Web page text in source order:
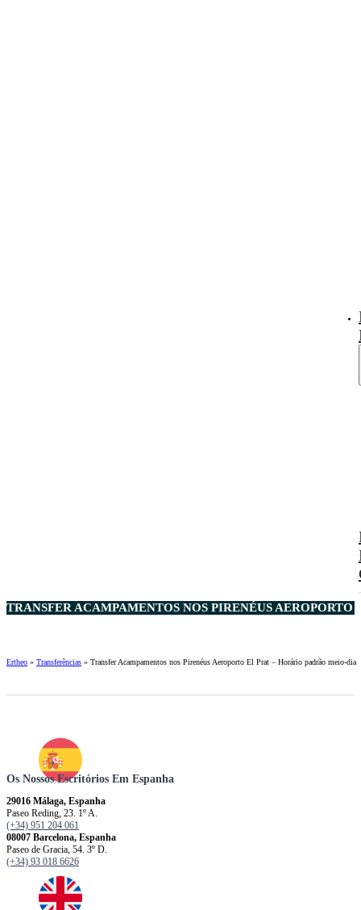
TRANSFER ACAMPAMENTOS NOS PIRENÉUS
Ertheo » Transferências » Transfer Acampamentos nos Pirenéus Aeroporto El Prat – Horário padrão meio-dia
Os Nossos Escritórios Em Espanha
29016 Málaga, Espanha
Paseo Reding, 23. 1º A.
(+34) 951 204 061
08007 Barcelona, ​​​​​Espanha
Paseo de Gracia, 54. 3º D.
(+34) 93 018 6626